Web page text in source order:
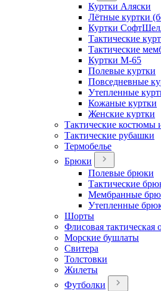
Куртки Аляски
Лётные куртки
Куртки
Тактические
Тактические
Куртки М-65
Полевые куртки
Повседневные
Утепленные
Кожаные куртки
Женские куртки
Тактические костюмы
Тактические рубашки
Термобелье
Брюки
Полевые брюки
Тактические
Мембранные
Утепленные
Шорты
Флисовая тактическая
Морские бушлаты
Свитера
Толстовки
Жилеты
Футболки